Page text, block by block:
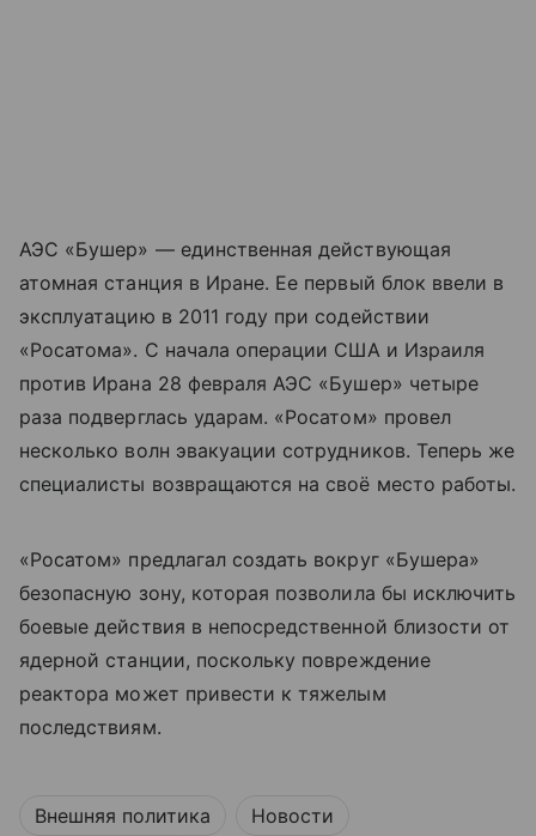
АЭС «Бушер» — единственная действующая
атомная станция в Иране. Ее первый блок ввели в
эксплуатацию в 2011 году при содействии
«Росатома». С начала операции США и Израиля
против Ирана 28 февраля АЭС «Бушер» четыре
раза подверглась ударам. «Росатом» провел
несколько волн эвакуации сотрудников. Теперь же
специалисты возвращаются на своё место работы.
«Росатом» предлагал создать вокруг «Бушера»
безопасную зону, которая позволила бы исключить
боевые действия в непосредственной близости от
ядерной станции, поскольку повреждение
реактора может привести к тяжелым
последствиям.
Внешняя политика Новости